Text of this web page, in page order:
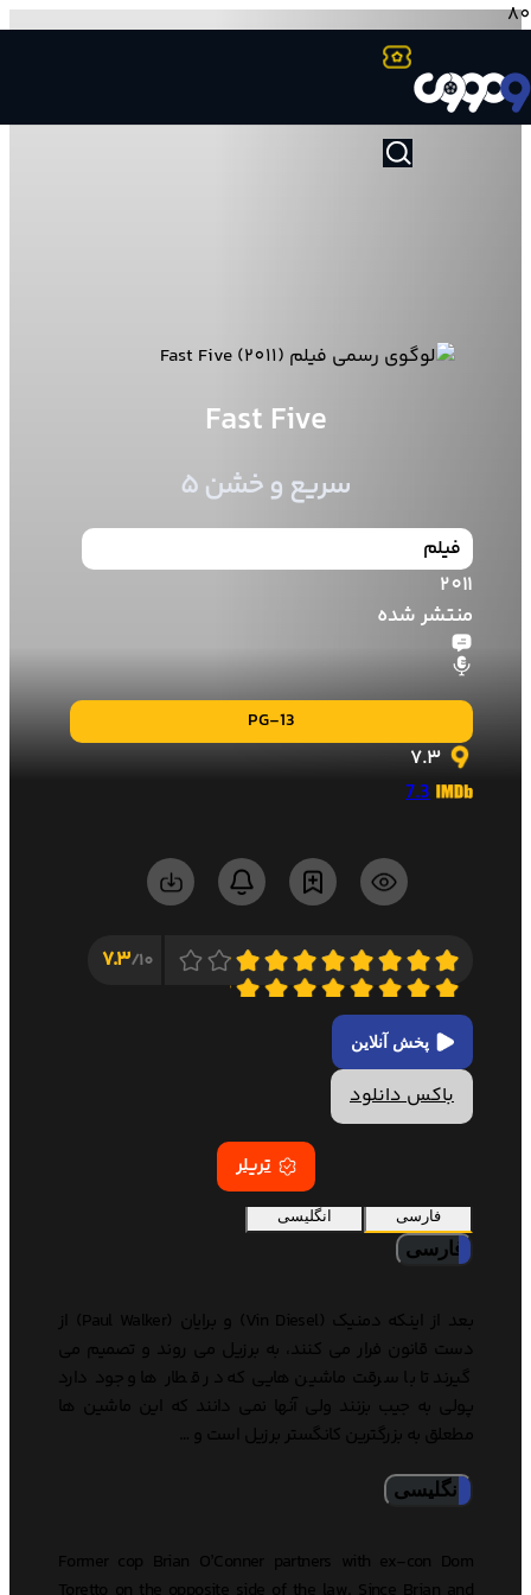
Fast Five
سریع و خشن ۵
فیلم
2011
منتشر شده
PG-13
7.3
7.3
10/
7.3
پخش آنلاین
باکس دانلود
تریلر
فارسی انگلیسی
فارسی
بعد از اینکه دمنیک (Vin Diesel) و برایان (Paul Walker) از
دست قانون فرار می کنند، به برزیل می روند و تصمیم می
گیرند تا با سرقت ماشین هایی که در قطار ها وجود دارد
پولی به جیب بزنند ولی آنها نمی دانند که این ماشین ها
مطعلق به بزرگترین کانگستر برزیل است و …
انگلیسی
Former cop Brian O’Conner partners with ex-con Dom